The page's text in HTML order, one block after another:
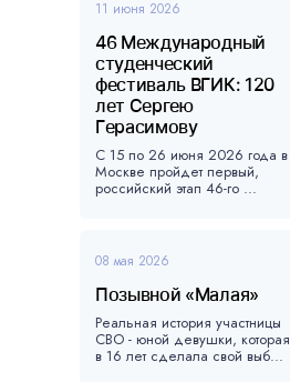
11 июня 2026
46 Международный
студенческий
фестиваль ВГИК: 120
лет Сергею
Герасимову
С 15 по 26 июня 2026 года в
Москве пройдет первый,
российский этап 46-го ...
08 мая 2026
Позывной «Малая»
Реальная история участницы
СВО - юной девушки, которая
в 16 лет сделала свой выб...